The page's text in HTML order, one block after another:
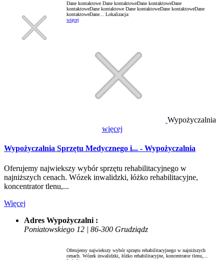
Dane kontaktowe Dane kontaktoweDane kontaktoweDane
kontaktoweDane kontaktowe Dane kontaktoweDane kontaktoweDane
kontaktoweDane... Lokalizacja:
więcej
Wypożyczalnia
więcej
Wypożyczalnia Sprzętu Medycznego i... - Wypożyczalnia
Oferujemy najwiekszy wybór sprzętu rehabilitacyjnego w
najniższych cenach. Wózek inwalidzki, łóżko rehabilitacyjne,
koncentrator tlenu,...
Więcej
Adres Wypożyczalni :
Poniatowskiego 12 | 86-300 Grudziądz
Oferujemy najwiekszy wybór sprzętu rehabilitacyjnego w najniższych
cenach. Wózek inwalidzki, łóżko rehabilitacyjne, koncentrator tlenu,...